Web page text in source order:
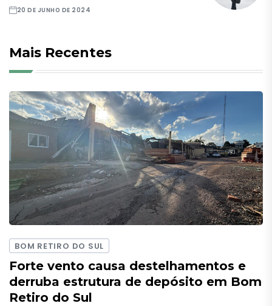
20 DE JUNHO DE 2024
Mais Recentes
BOM RETIRO DO SUL
Forte vento causa destelhamentos e
derruba estrutura de depósito em Bom
Retiro do Sul